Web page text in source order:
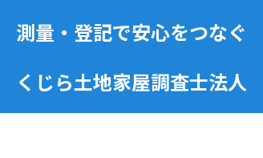
測量・登記で安心をつなぐ
くじら土地家屋調査士法